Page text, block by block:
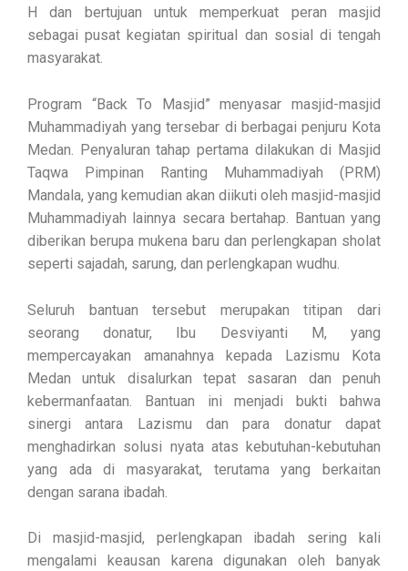
H dan bertujuan untuk memperkuat peran masjid
sebagai pusat kegiatan spiritual dan sosial di tengah
masyarakat.
Program “Back To Masjid” menyasar masjid-masjid
Muhammadiyah yang tersebar di berbagai penjuru Kota
Medan. Penyaluran tahap pertama dilakukan di Masjid
Taqwa Pimpinan Ranting Muhammadiyah (PRM)
Mandala, yang kemudian akan diikuti oleh masjid-masjid
Muhammadiyah lainnya secara bertahap. Bantuan yang
diberikan berupa mukena baru dan perlengkapan sholat
seperti sajadah, sarung, dan perlengkapan wudhu.
Seluruh bantuan tersebut merupakan titipan dari
seorang donatur, Ibu Desviyanti M, yang
mempercayakan amanahnya kepada Lazismu Kota
Medan untuk disalurkan tepat sasaran dan penuh
kebermanfaatan. Bantuan ini menjadi bukti bahwa
sinergi antara Lazismu dan para donatur dapat
menghadirkan solusi nyata atas kebutuhan-kebutuhan
yang ada di masyarakat, terutama yang berkaitan
dengan sarana ibadah.
Di masjid-masjid, perlengkapan ibadah sering kali
mengalami keausan karena digunakan oleh banyak